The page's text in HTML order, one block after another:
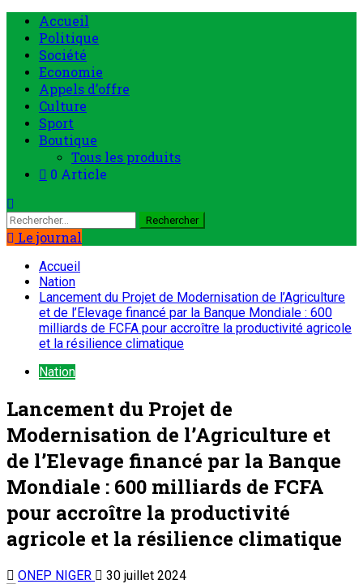
Accueil
Politique
Société
Economie
Appels d’offre
Culture
Sport
Boutique
Tous les produits
0 Article
Le journal
Accueil
Nation
Lancement du Projet de Modernisation de l’Agriculture
et de l’Elevage financé par la Banque Mondiale : 600
milliards de FCFA pour accroître la productivité agricole
et la résilience climatique
Nation
Lancement du Projet de
Modernisation de l’Agriculture et
de l’Elevage financé par la Banque
Mondiale : 600 milliards de FCFA
pour accroître la productivité
agricole et la résilience climatique
ONEP NIGER 30 juillet 2024